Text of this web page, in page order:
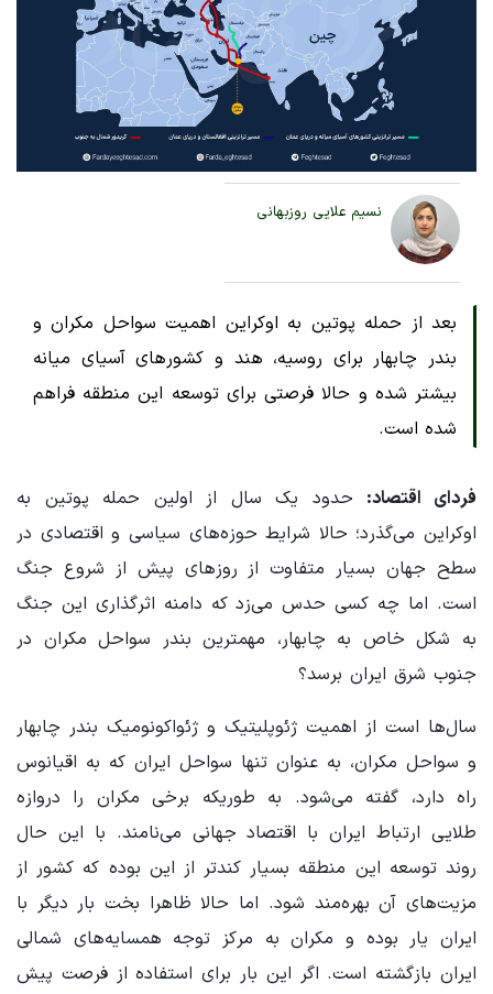
نسیم علایی روزبهانی
بعد از حمله پوتین به اوکراین اهمیت سواحل مکران و
بندر چابهار برای روسیه، هند و کشورهای آسیای میانه
بیشتر شده و حالا فرصتی برای توسعه این منطقه فراهم
شده است.
فردای اقتصاد: حدود یک سال از اولین حمله پوتین به
اوکراین می‌گذرد؛ حالا شرایط حوزه‌های سیاسی و اقتصادی در
سطح جهان بسیار متفاوت از روزهای پیش از شروع جنگ
است. اما چه کسی حدس می‌زد که دامنه اثرگذاری این جنگ
به شکل خاص به چابهار، مهمترین بندر سواحل مکران در
جنوب شرق ایران برسد؟
سال‌ها است از اهمیت ژئوپلیتیک و ژئواکونومیک بندر چابهار
و سواحل مکران، به عنوان تنها سواحل ایران که به اقیانوس
راه دارد، گفته می‌شود. به طوریکه برخی مکران را دروازه
طلایی ارتباط ایران با اقتصاد جهانی می‌نامند. با این حال
روند توسعه این منطقه بسیار کندتر از این بوده که کشور از
مزیت‌های آن بهره‌مند شود. اما حالا ظاهرا بخت بار دیگر با
ایران یار بوده و مکران به مرکز توجه همسایه‌های شمالی
ایران بازگشته است. اگر این بار برای استفاده از فرصت پیش